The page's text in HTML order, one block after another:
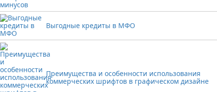
Выгодные кредиты в МФО
Преимущества и особенности использования
коммерческих шрифтов в графическом дизайне